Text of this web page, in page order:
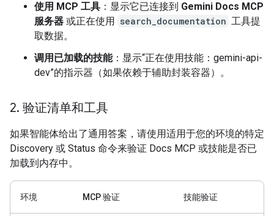
使用 MCP 工具 ：显示它已连接到 Gemini Docs MCP
服务器 或正在使用 search_documentation 工具提
取数据。
调用已加载的技能：显示“正在使用技能：gemini-api-
dev”的指示器（如果依赖于辅助封装容器）。
2. 验证清单和工具
如果智能体给出了通用答案，请使用适用于您的环境的特定
Discovery 或 Status 命令来验证 Docs MCP 或技能是否已
加载到内存中。
环境 MCP 验证 技能验证